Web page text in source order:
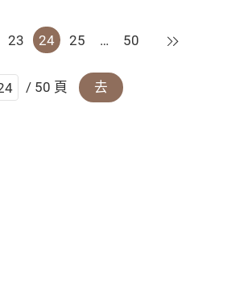
23 24 25 … 50 下一頁
/ 50 頁 去